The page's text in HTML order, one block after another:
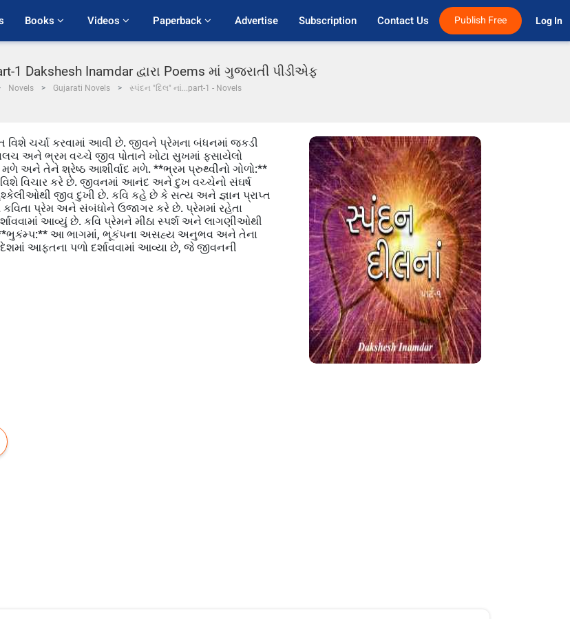
Books Videos Paperback Advertise Subscription Contact Us Publish Free Log In
1 Dakshesh Inamdar દ્વારા Poems માં ગુજરાતી પીડીએફ
Novels Gujarati Novels સ્પંદન "દિલ" નાં...part-1 - Novels
ચર્ચા કરવામાં આવી છે. જીવને પ્રેમના બંધનમાં જકડી
અને ભ્રમ વચ્ચે જીવ પોતાને ખોટા સુખમાં ફસાયેલો
અને તેને શ્રેષ્ઠ આશીર્વાદ મળે. **ભ્રમ પ્રુથ્વીનો ગોળો:**
વિચાર કરે છે. જીવનમાં આનંદ અને દુખ વચ્ચેનો સંઘર્ષ
જીવ દુખી છે. કવિ કહે છે કે સત્ય અને જ્ઞાન પ્રાપ્ત
પ્રેમ અને સંબંધોને ઉજાગર કરે છે. પ્રેમમાં રહેતા
આવ્યું છે. કવિ પ્રેમને મીઠા સ્પર્શ અને લાગણીઓથી
આ ભાગમાં, ભૂકંપના અસહ્ય અનુભવ અને તેના
આફતના પળો દર્શાવવામાં આવ્યા છે, જે જીવનની